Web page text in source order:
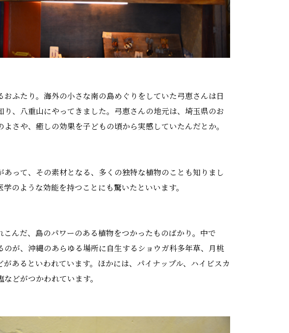
ふたり。海外の小さな南の島めぐりをしていた弓恵さんは日
、八重山にやってきました。弓恵さんの地元は、埼玉県のお
さや、癒しの効果を子どもの頃から実感していたんだとか。
って、その素材となる、多くの独特な植物のことも知りまし
のような効能を持つことにも驚いたといいます。
んだ、島のパワーのある植物をつかったものばかり。中で
が、沖縄のあらゆる場所に自生するショウガ科多年草、月桃
あるといわれています。ほかには、パイナップル、ハイビスカ
どがつかわれています。